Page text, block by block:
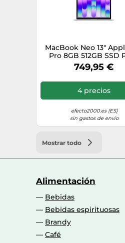
Aceleración de trazado
Núcleos de gráficos
Modelo de adaptador
Adaptador de gráficos
Familia de adaptador
Medios de almacenaje
Tarjetas de memoria
MacBook Neo 13"
Pro 8GB 512GB SSD
749,95 €
4 precios
efecto2000.es (ES)
sin gastos de envío
Mostrar todo
Alimentación
Bebidas
Bebidas espirituosas
Brandy
Café